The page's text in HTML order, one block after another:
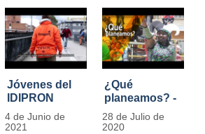
Jóvenes del
IDIPRON
comprometidos
con la
4 de Junio de
2021
¿Qué
planeamos? -
Por Carlos
Marín, director
28 de Julio de
2020